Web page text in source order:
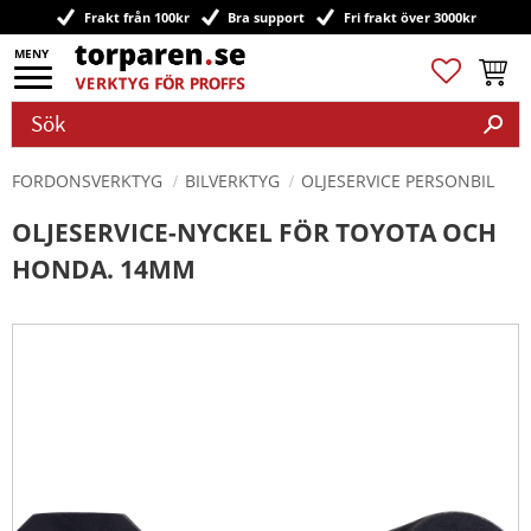
Meny
Frakt från 100kr Bra support Fri frakt över 3000kr
Favoriter
FORDONSVERKTYG BILVERKTYG OLJESERVICE PERSONBIL
OLJESERVICE-NYCKEL FÖR TOYOTA OCH
HONDA. 14MM